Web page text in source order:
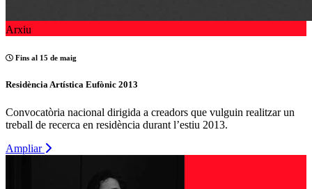
Arxiu
Fins al 15 de maig
Residència Artística Eufònic 2013
Convocatòria nacional dirigida a creadors que vulguin realitzar un
treball de recerca en residència durant l’estiu 2013.
Ampliar